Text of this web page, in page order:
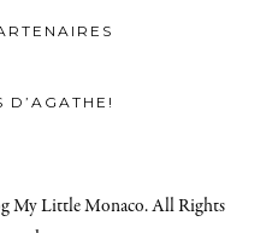
D’AGATHE!
My Little Monaco. All Rights